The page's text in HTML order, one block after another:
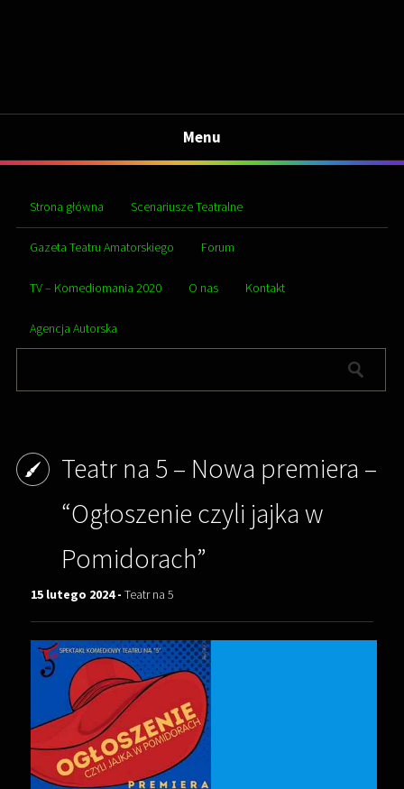
Menu
Strona główna Scenariusze Teatralne
Gazeta Teatru Amatorskiego Forum
TV – Komediomania 2020 O nas Kontakt
Agencja Autorska
Teatr na 5 – Nowa premiera –
“Ogłoszenie czyli jajka w
Pomidorach”
15 lutego 2024 -Teatr na 5